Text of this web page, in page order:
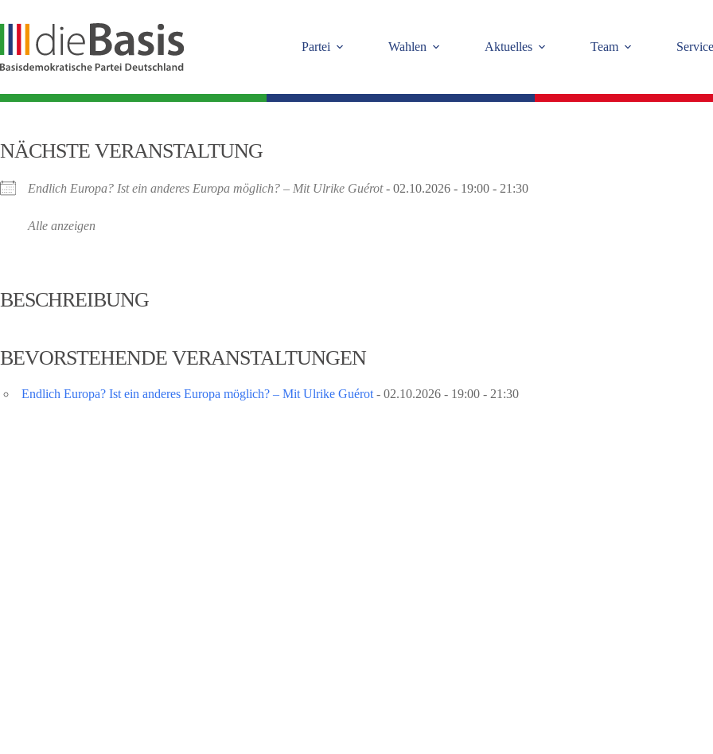
springen
Partei
Wahlen Aktuelles Team Service
NÄCHSTE VERANSTALTUNG
Endlich Europa? Ist ein anderes Europa möglich? – Mit Ulrike Guérot- 02.10.2026 - 19:00 - 21:30
Alle anzeigen
BESCHREIBUNG
BEVORSTEHENDE VERANSTALTUNGEN
Endlich Europa? Ist ein anderes Europa möglich? – Mit Ulrike Guérot- 02.10.2026 - 19:00 - 21:30